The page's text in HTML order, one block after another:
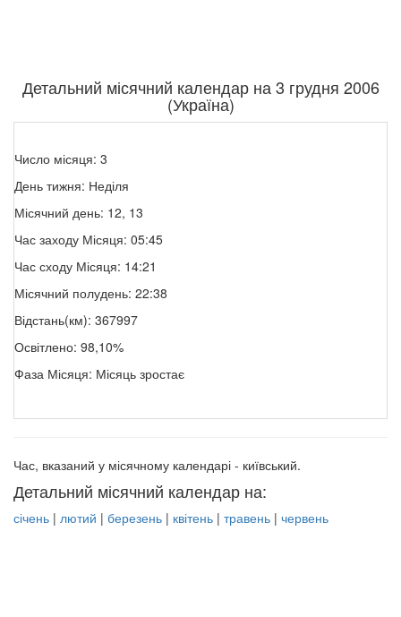
Детальний місячний календар на 3 грудня 2006
(Україна)
Число місяця: 3
День тижня: Неділя
Місячний день: 12, 13
Час заходу Місяця: 05:45
Час сходу Місяця: 14:21
Місячний полудень: 22:38
Відстань(км): 367997
Освітлено: 98,10%
Фаза Місяця: Місяць зростає
Час, вказаний у місячному календарі - київський.
Детальний місячний календар на:
січень | лютий | березень | квітень | травень | червень